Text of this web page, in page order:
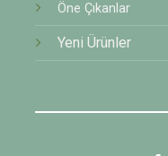
Öne Çıkanlar
Yeni Ürünler